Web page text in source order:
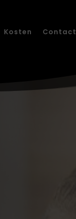
Kosten Contact